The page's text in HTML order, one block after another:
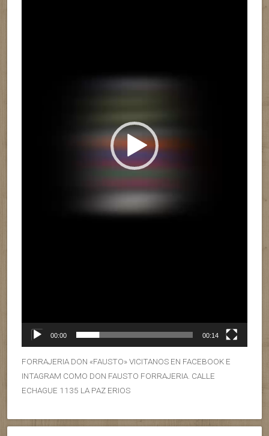
00:00 00:14
FORRAJERIA DON «FAUSTO» VICITANOS EN FACEBOOK E
INTAGRAM COMO DON FAUSTO FORRAJERIA. CALLE
ECHAGUE 1135 LA PAZ ERIOS